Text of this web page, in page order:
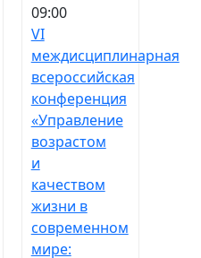
09:00
VI
междисциплинарная
всероссийская
конференция
«Управление
возрастом
и
качеством
жизни в
современном
мире: